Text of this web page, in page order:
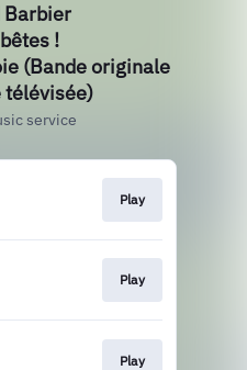
Barbier
!
(Bande originale
télévisée)
service
Play
Play
Play